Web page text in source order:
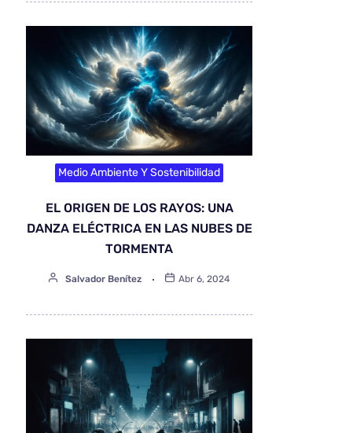
Medio Ambiente Y Sostenibilidad
EL ORIGEN DE LOS RAYOS: UNA
DANZA ELÉCTRICA EN LAS NUBES DE
TORMENTA
Salvador Benítez Abr 6, 2024